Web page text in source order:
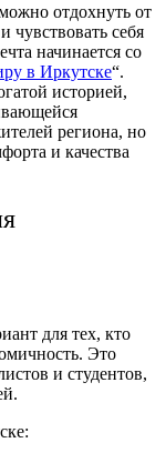
отдохнуть от
чувствовать себя
начинается со
в Иркутске“.
историей,
региона, но
и качества
для тех, кто
Это
и студентов,